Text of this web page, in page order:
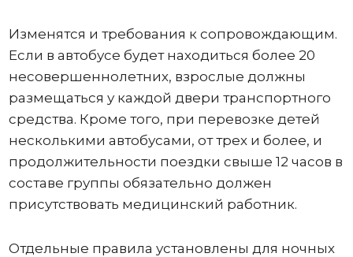
Изменятся и требования к сопровождающим.
Если в автобусе будет находиться более 20
несовершеннолетних, взрослые должны
размещаться у каждой двери транспортного
средства. Кроме того, при перевозке детей
несколькими автобусами, от трех и более, и
продолжительности поездки свыше 12 часов в
составе группы обязательно должен
присутствовать медицинский работник.
Отдельные правила установлены для ночных